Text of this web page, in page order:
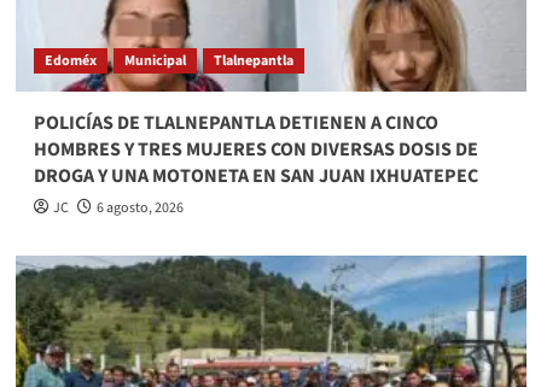
Edoméx Municipal Tlalnepantla
POLICÍAS DE TLALNEPANTLA DETIENEN A CINCO
HOMBRES Y TRES MUJERES CON DIVERSAS DOSIS DE
DROGA Y UNA MOTONETA EN SAN JUAN IXHUATEPEC
JC 6 agosto, 2026